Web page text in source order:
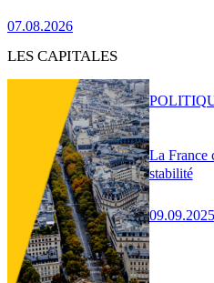
07.08.2026
LES CAPITALES
La France
stabilité
09.09.2025